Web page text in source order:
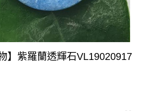
】紫羅蘭透輝石VL19020917